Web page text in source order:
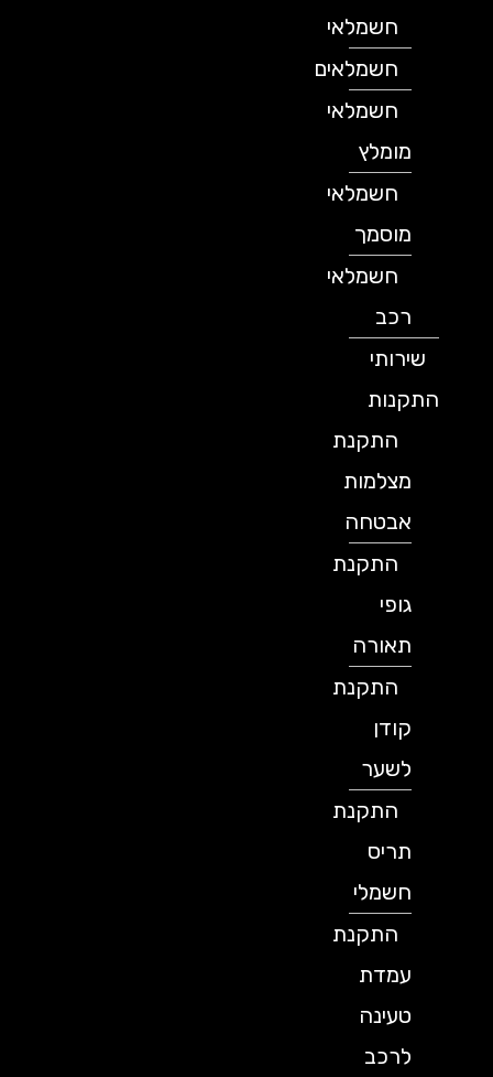
חשמלאי
חשמלאים
חשמלאי
מומלץ
חשמלאי
מוסמך
חשמלאי
שירותי
התקנות
התקנת
מצלמות
אבטחה
התקנת
תאורה
התקנת
לשער
התקנת
תריס
חשמלי
התקנת
עמדת
טעינה
לרכב